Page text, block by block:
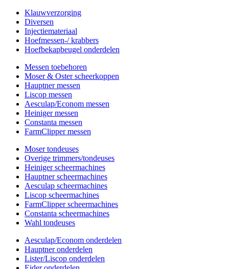
Klauwverzorging
Diversen
Injectiemateriaal
Hoefmessen-/ krabbers
Hoefbekapbeugel onderdelen
Messen toebehoren
Moser & Oster scheerkoppen
Hauptner messen
Liscop messen
Aesculap/Econom messen
Heiniger messen
Constanta messen
FarmClipper messen
Moser tondeuses
Overige trimmers/tondeuses
Heiniger scheermachines
Hauptner scheermachines
Aesculap scheermachines
Liscop scheermachines
FarmClipper scheermachines
Constanta scheermachines
Wahl tondeuses
Aesculap/Econom onderdelen
Hauptner onderdelen
Lister/Liscop onderdelen